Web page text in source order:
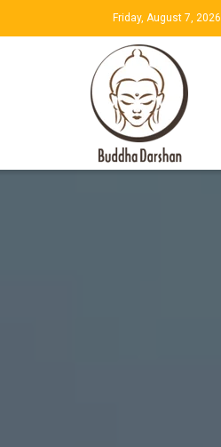
Friday, August 7, 2026